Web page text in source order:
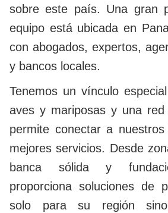
sobre este país. Una gran
equipo está ubicada en
con abogados, expertos,
y bancos locales.
Tenemos un vínculo
aves y mariposas y una
permite conectar a
mejores servicios. Desde
banca sólida y
proporciona soluciones de
solo para su región